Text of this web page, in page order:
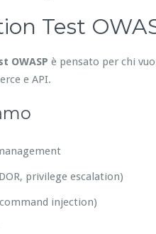
Test
OWASP è pensato per chi
e API.
privilege escalation)
injection)